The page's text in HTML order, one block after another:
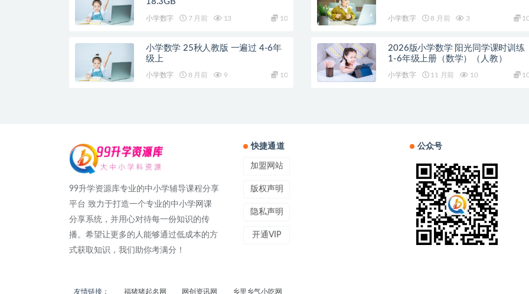
小学数字 7 月前 13 10 小学数字 8 月前 3
小学数学 25秋人教版 一遍过 4-6年
级上
小学数字 8 月前 9 10
2026版小学数学 阳光同学课时训练
1-6年级上册（数学）（人教）
小学数字 11 月前 10
99升学资源库专业的中小学辅导课程分享
平台 致力于打造一个专业的中小学网课
分享系统，并用心对待每一份知识的传
播。希望让更多的人能够通过低成本的方
式获取知识，我们助你考满分！
快捷通道
加盟网站
版权声明
隐私声明
开通VIP
公众号
友情链接： 福猪猪起名网 网创资讯网 乡里乡气小吃网